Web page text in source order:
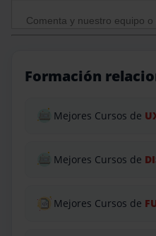
Formación
Mejores Cursos de
Mejores Cursos de
Mejores Cursos de